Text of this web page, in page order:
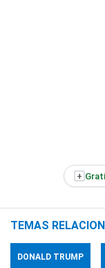
+
TEMAS
DONALD TRUMP